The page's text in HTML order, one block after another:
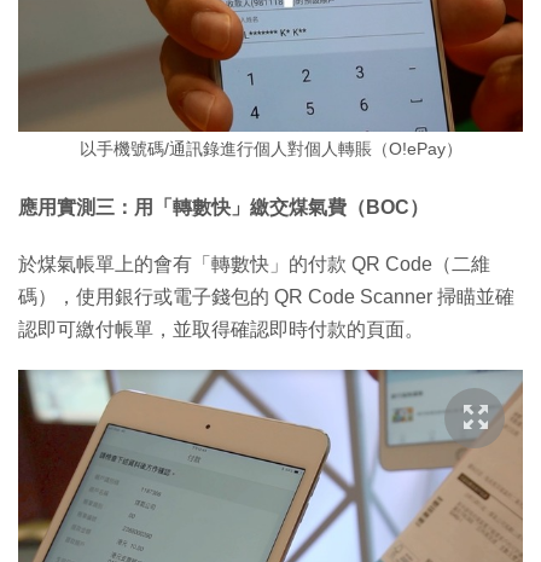
以手機號碼/通訊錄進行個人對個人轉賬（O!ePay）
應用實測三：用「轉數快」繳交煤氣費（BOC）
於煤氣帳單上的會有「轉數快」的付款 QR Code（二維
碼），使用銀行或電子錢包的 QR Code Scanner 掃瞄並確
認即可繳付帳單，並取得確認即時付款的頁面。